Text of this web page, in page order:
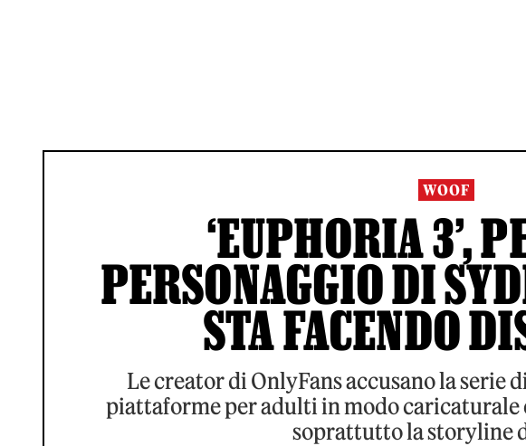
WOOF
‘EUPHORIA 3’,
PERSONAGGIO DI
STA FACENDO
Le creator di OnlyFans accusano la serie
piattaforme per adulti in modo caricaturale
soprattutto la storyline